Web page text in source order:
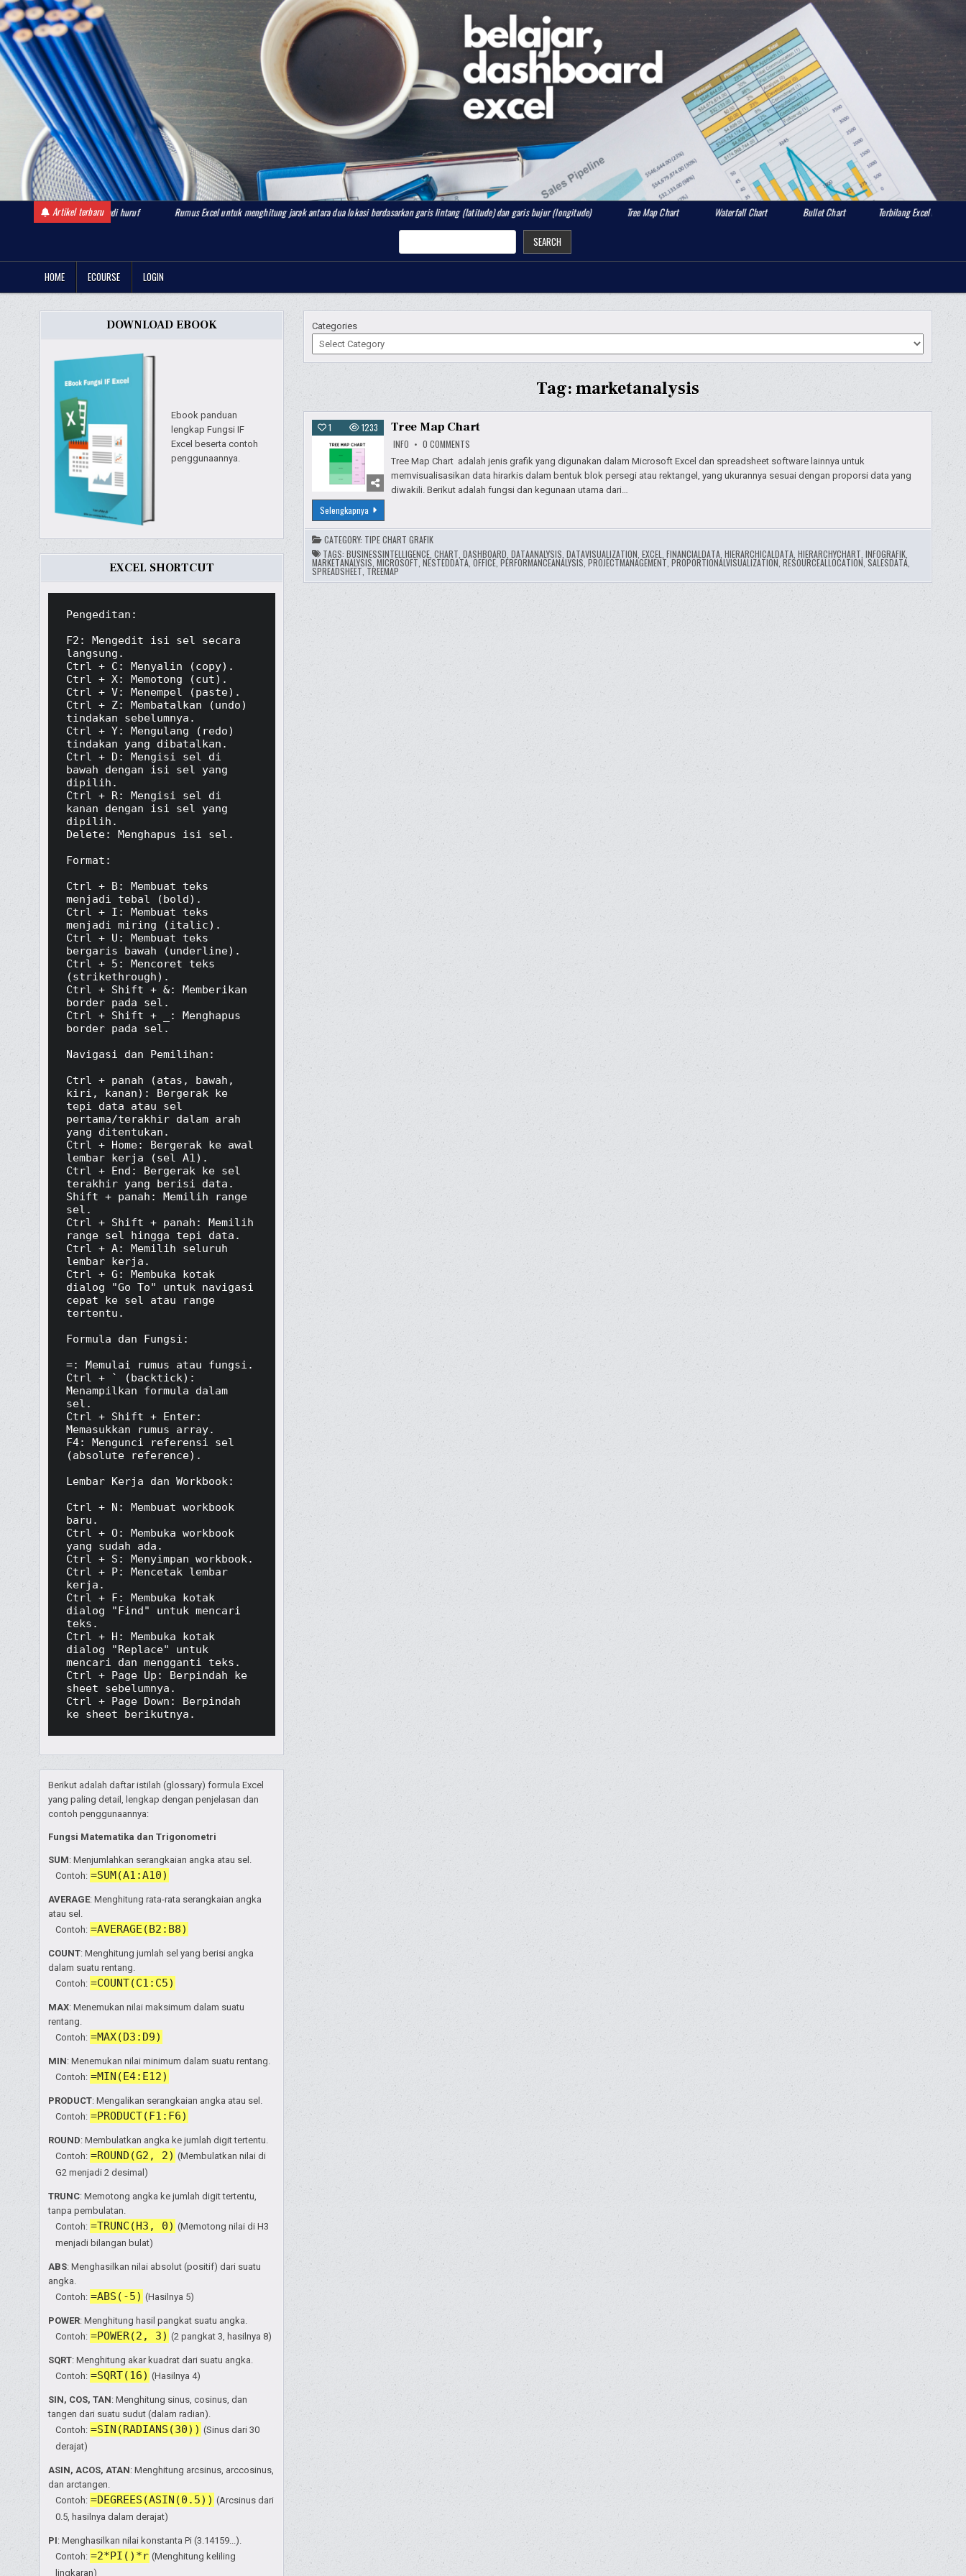
Skip
to
content
Artikel terbaru
angka menjadi huruf Rumus Excel untuk menghitung jarak antara dua lokasi berdasarkan garis lintang (latitude) dan garis bujur (longitude) Tree Map Chart Waterfall Chart Bullet Chart Terbilang Excel merubah angka
SEARCH
HOME ECOURSE LOGIN
Categories
Tag:marketanalysis
1 1233 Tree Map Chart
INFO 0 COMMENTSON
TREE
MAP
CHART
Tree Map Chart adalah jenis grafik yang digunakan dalam Microsoft Excel dan spreadsheet software lainnya untuk
memvisualisasikan data hirarkis dalam bentuk blok persegi atau rektangel, yang ukurannya sesuai dengan proporsi data yang
diwakili. Berikut adalah fungsi dan kegunaan utama dari…
SelengkapnyaTree
Map
Chart
CATEGORY: TIPE CHART GRAFIK
TAGS: BUSINESSINTELLIGENCE, CHART DASHBOARD DATAANALYSIS DATAVISUALIZATION EXCEL FINANCIALDATA, HIERARCHICALDATA, HIERARCHYCHART INFOGRAFIK,
MARKETANALYSIS MICROSOFT NESTEDDATA, OFFICE, PERFORMANCEANALYSIS PROJECTMANAGEMENT PROPORTIONALVISUALIZATION RESOURCEALLOCATION SALESDATA,
SPREADSHEET TREEMAP
DOWNLOAD EBOOK
Ebook panduan
lengkap Fungsi IF
Excel beserta contoh
penggunaannya.
EXCEL SHORTCUT
Pengeditan:
F2: Mengedit isi sel secara
langsung.
Ctrl + C: Menyalin (copy).
Ctrl + X: Memotong (cut).
Ctrl + V: Menempel (paste).
Ctrl + Z: Membatalkan (undo)
tindakan sebelumnya.
Ctrl + Y: Mengulang (redo)
tindakan yang dibatalkan.
Ctrl + D: Mengisi sel di
bawah dengan isi sel yang
dipilih.
Ctrl + R: Mengisi sel di
kanan dengan isi sel yang
dipilih.
Delete: Menghapus isi sel.
Format:
Ctrl + B: Membuat teks
menjadi tebal (bold).
Ctrl + I: Membuat teks
menjadi miring (italic).
Ctrl + U: Membuat teks
bergaris bawah (underline).
Ctrl + 5: Mencoret teks
(strikethrough).
Ctrl + Shift + &: Memberikan
border pada sel.
Ctrl + Shift + _: Menghapus
border pada sel.
Navigasi dan Pemilihan:
Ctrl + panah (atas, bawah,
kiri, kanan): Bergerak ke
tepi data atau sel
pertama/terakhir dalam arah
yang ditentukan.
Ctrl + Home: Bergerak ke awal
lembar kerja (sel A1).
Ctrl + End: Bergerak ke sel
terakhir yang berisi data.
Shift + panah: Memilih range
sel.
Ctrl + Shift + panah: Memilih
range sel hingga tepi data.
Ctrl + A: Memilih seluruh
lembar kerja.
Ctrl + G: Membuka kotak
dialog "Go To" untuk navigasi
cepat ke sel atau range
tertentu.
Formula dan Fungsi:
=: Memulai rumus atau fungsi.
Ctrl + ` (backtick):
Menampilkan formula dalam
sel.
Ctrl + Shift + Enter:
Memasukkan rumus array.
F4: Mengunci referensi sel
(absolute reference).
Lembar Kerja dan Workbook:
Ctrl + N: Membuat workbook
baru.
Ctrl + O: Membuka workbook
yang sudah ada.
Ctrl + S: Menyimpan workbook.
Ctrl + P: Mencetak lembar
kerja.
Ctrl + F: Membuka kotak
dialog "Find" untuk mencari
teks.
Ctrl + H: Membuka kotak
dialog "Replace" untuk
mencari dan mengganti teks.
Ctrl + Page Up: Berpindah ke
sheet sebelumnya.
Ctrl + Page Down: Berpindah
ke sheet berikutnya.
Berikut adalah daftar istilah (glossary) formula Excel
yang paling detail, lengkap dengan penjelasan dan
contoh penggunaannya:
Fungsi Matematika dan Trigonometri
SUM: Menjumlahkan serangkaian angka atau sel.
Contoh: =SUM(A1:A10)
AVERAGE: Menghitung rata-rata serangkaian angka
atau sel.
Contoh: =AVERAGE(B2:B8)
COUNT: Menghitung jumlah sel yang berisi angka
dalam suatu rentang.
Contoh: =COUNT(C1:C5)
MAX: Menemukan nilai maksimum dalam suatu
rentang.
Contoh: =MAX(D3:D9)
MIN: Menemukan nilai minimum dalam suatu rentang.
Contoh: =MIN(E4:E12)
PRODUCT: Mengalikan serangkaian angka atau sel.
Contoh: =PRODUCT(F1:F6)
ROUND: Membulatkan angka ke jumlah digit tertentu.
Contoh: =ROUND(G2, 2) (Membulatkan nilai di
G2 menjadi 2 desimal)
TRUNC: Memotong angka ke jumlah digit tertentu,
tanpa pembulatan.
Contoh: =TRUNC(H3, 0) (Memotong nilai di H3
menjadi bilangan bulat)
ABS: Menghasilkan nilai absolut (positif) dari suatu
angka.
Contoh: =ABS(-5) (Hasilnya 5)
POWER: Menghitung hasil pangkat suatu angka.
Contoh: =POWER(2, 3) (2 pangkat 3, hasilnya 8)
SQRT: Menghitung akar kuadrat dari suatu angka.
Contoh: =SQRT(16) (Hasilnya 4)
SIN, COS, TAN: Menghitung sinus, cosinus, dan
tangen dari suatu sudut (dalam radian).
Contoh: =SIN(RADIANS(30)) (Sinus dari 30
derajat)
ASIN, ACOS, ATAN: Menghitung arcsinus, arccosinus,
dan arctangen.
Contoh: =DEGREES(ASIN(0.5)) (Arcsinus dari
0.5, hasilnya dalam derajat)
PI: Menghasilkan nilai konstanta Pi (3.14159...).
Contoh: =2*PI()*r (Menghitung keliling
lingkaran)